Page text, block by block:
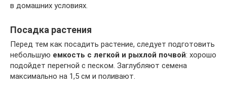
в домашних условиях.
Посадка растения
Перед тем как посадить растение, следует подготовить
небольшую емкость с легкой и рыхлой почвой: хорошо
подойдет перегной с песком. Заглубляют семена
максимально на 1,5 см и поливают.